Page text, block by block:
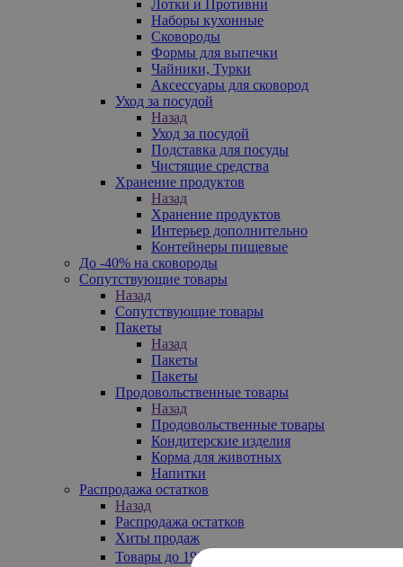
Лотки и Противни
Наборы кухонные
Сковороды
Формы для выпечки
Чайники, Турки
Аксессуары для сковород
Уход за посудой
Назад
Уход за посудой
Подставка для посуды
Чистящие средства
Хранение продуктов
Назад
Хранение продуктов
Интерьер дополнительно
Контейнеры пищевые
До -40% на сковороды
Сопутствующие товары
Назад
Сопутствующие товары
Пакеты
Назад
Пакеты
Пакеты
Продовольственные товары
Назад
Продовольственные товары
Кондитерские изделия
Корма для животных
Напитки
Распродажа остатков
Назад
Распродажа остатков
Хиты продаж
Товары до 199₽